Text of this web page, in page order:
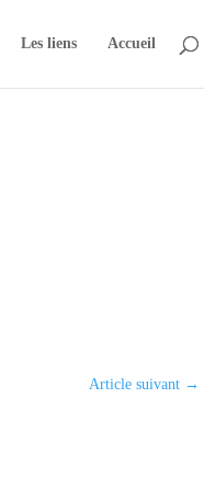
Les liens Accueil
Article suivant→